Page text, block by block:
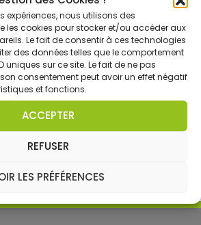
expériences, nous utilisons des
les cookies pour stocker et/ou accéder aux
Le fait de consentir à ces technologies
des données telles que le comportement
uniques sur ce site. Le fait de ne pas
consentement peut avoir un effet négatif
et fonctions.
ACCEPTER
REFUSER
LES PRÉFÉRENCES
d’engins